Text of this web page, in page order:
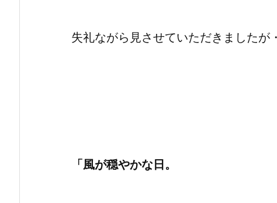
失礼ながら見させていただきましたが
「風が穏やかな日。